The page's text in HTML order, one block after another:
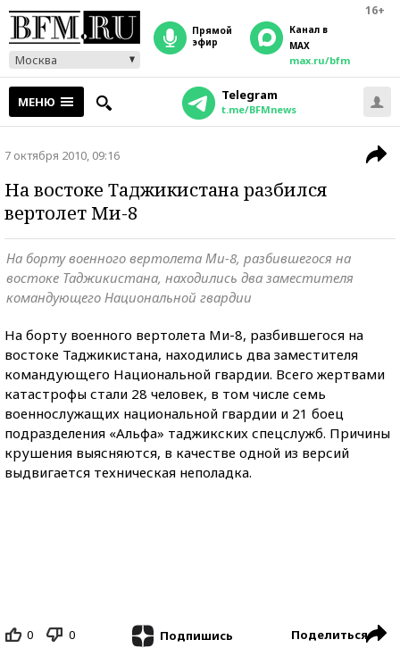
16+
Москва
прямой
эфир
Канал в
MAX
max.ru/bfm
МЕНЮ Telegram
t.me/BFMnews
7 октября 2010, 09:16
На востоке Таджикистана разбился
вертолет Ми-8
На борту военного вертолета Ми-8, разбившегося на
востоке Таджикистана, находились два заместителя
командующего Национальной гвардии
На борту военного вертолета Ми-8, разбившегося на
востоке Таджикистана, находились два заместителя
командующего Национальной гвардии. Всего жертвами
катастрофы стали 28 человек, в том числе семь
военнослужащих национальной гвардии и 21 боец
подразделения «Альфа» таджикских спецслужб. Причины
крушения выясняются, в качестве одной из версий
выдвигается техническая неполадка.
0 0 Подпишись Поделиться